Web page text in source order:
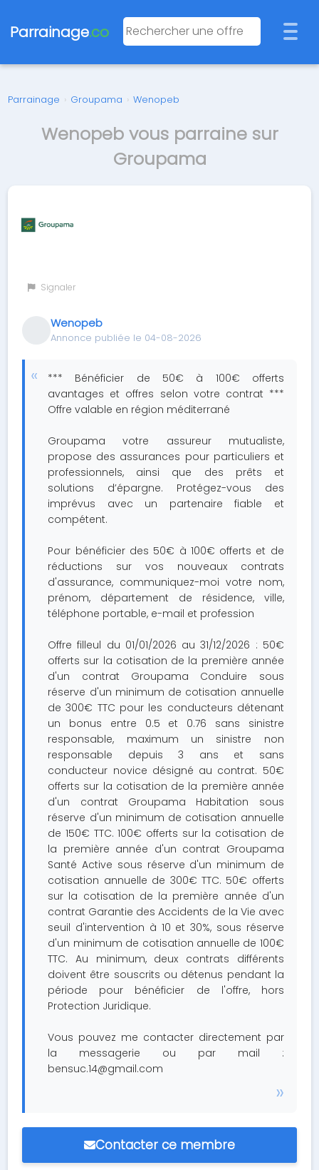
Parrainage.co
Parrainage › Groupama › Wenopeb
Wenopeb vous parraine sur
Groupama
Signaler
Wenopeb
Annonce publiée le 04-08-2026
*** Bénéficier de 50€ à 100€ offerts
avantages et offres selon votre contrat ***
Offre valable en région méditerrané
Groupama votre assureur mutualiste,
propose des assurances pour particuliers et
professionnels, ainsi que des prêts et
solutions d’épargne. Protégez-vous des
imprévus avec un partenaire fiable et
compétent.
Pour bénéficier des 50€ à 100€ offerts et de
réductions sur vos nouveaux contrats
d'assurance, communiquez-moi votre nom,
prénom, département de résidence, ville,
téléphone portable, e-mail et profession
Offre filleul du 01/01/2026 au 31/12/2026 : 50€
offerts sur la cotisation de la première année
d'un contrat Groupama Conduire sous
réserve d'un minimum de cotisation annuelle
de 300€ TTC pour les conducteurs détenant
un bonus entre 0.5 et 0.76 sans sinistre
responsable, maximum un sinistre non
responsable depuis 3 ans et sans
conducteur novice désigné au contrat. 50€
offerts sur la cotisation de la première année
d'un contrat Groupama Habitation sous
réserve d'un minimum de cotisation annuelle
de 150€ TTC. 100€ offerts sur la cotisation de
la première année d'un contrat Groupama
Santé Active sous réserve d'un minimum de
cotisation annuelle de 300€ TTC. 50€ offerts
sur la cotisation de la première année d'un
contrat Garantie des Accidents de la Vie avec
seuil d'intervention à 10 et 30%, sous réserve
d'un minimum de cotisation annuelle de 100€
TTC. Au minimum, deux contrats différents
doivent être souscrits ou détenus pendant la
période pour bénéficier de l'offre, hors
Protection Juridique.
Vous pouvez me contacter directement par
la messagerie ou par mail :
bensuc.14@gmail.com
Contacter ce membre